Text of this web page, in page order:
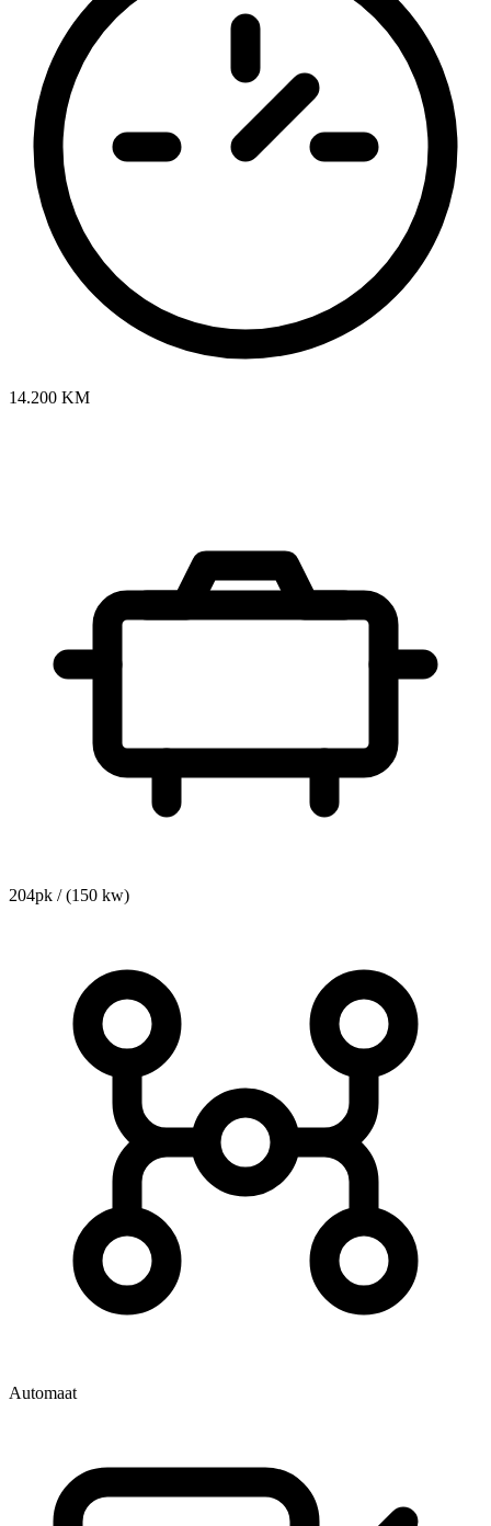
14.200 KM
204pk / (150 kw)
Automaat